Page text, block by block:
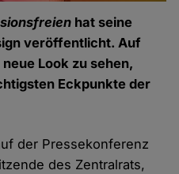
hat seine
veröffentlicht. Auf
Look zu sehen,
Eckpunkte der
der Pressekonferenz
des Zentralrats,